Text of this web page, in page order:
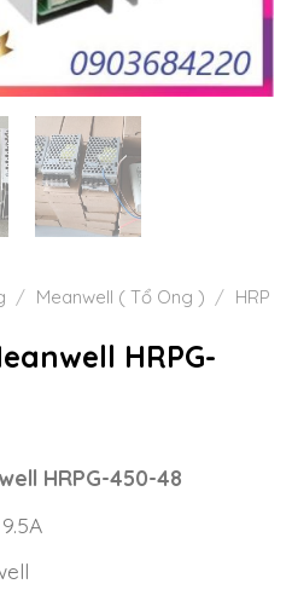
/ Meanwell ( Tổ Ong ) / HRP
HRPG-
HRPG-450-48